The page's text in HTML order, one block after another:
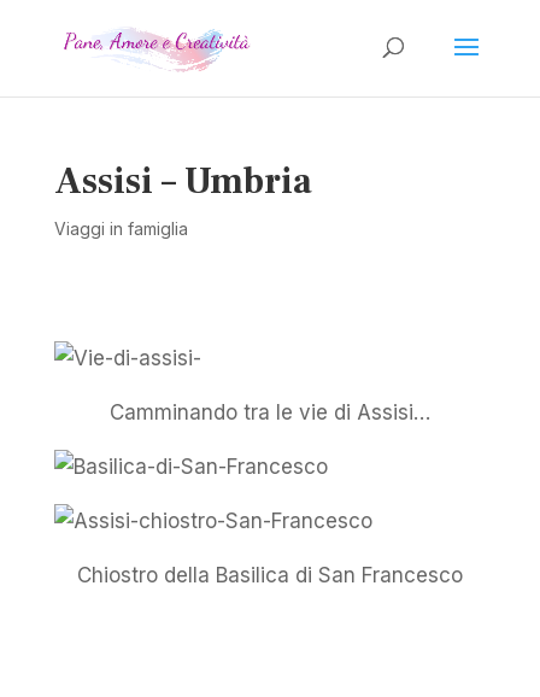
Assisi – Umbria
Viaggi in famiglia
Camminando tra le vie di Assisi…
Chiostro della Basilica di San Francesco